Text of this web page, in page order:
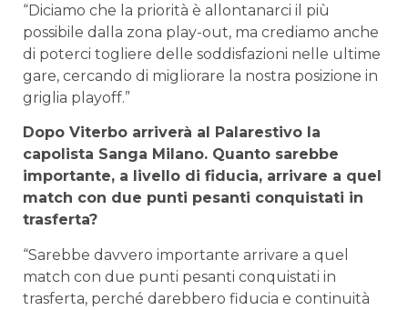
“Diciamo che la priorità è allontanarci il più
possibile dalla zona play-out, ma crediamo anche
di poterci togliere delle soddisfazioni nelle ultime
gare, cercando di migliorare la nostra posizione in
griglia playoff.”
Dopo Viterbo arriverà al Palarestivo la
capolista Sanga Milano. Quanto sarebbe
importante, a livello di fiducia, arrivare a quel
match con due punti pesanti conquistati in
trasferta?
“Sarebbe davvero importante arrivare a quel
match con due punti pesanti conquistati in
trasferta, perché darebbero fiducia e continuità